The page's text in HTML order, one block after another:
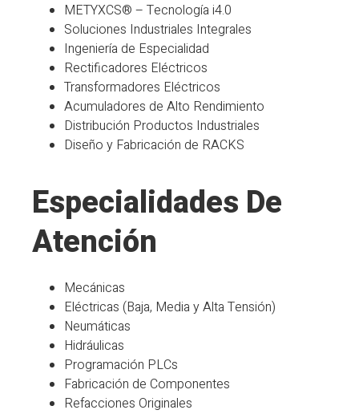
METYXCS® – Tecnología i4.0
Soluciones Industriales Integrales
Ingeniería de Especialidad
Rectificadores Eléctricos
Transformadores Eléctricos
Acumuladores de Alto Rendimiento
Distribución Productos Industriales
Diseño y Fabricación de RACKS
Especialidades De
Atención
Mecánicas
Eléctricas (Baja, Media y Alta Tensión)
Neumáticas
Hidráulicas
Programación PLCs
Fabricación de Componentes
Refacciones Originales